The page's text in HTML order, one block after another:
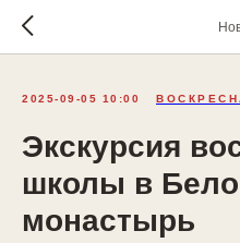
2025-09-05 10:00
Экскурсия
школы в
монастырь